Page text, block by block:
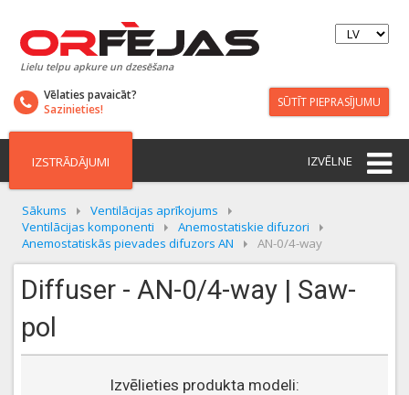
Lielu telpu apkure un dzesēšana
Vēlaties pavaicāt?
Sazinieties!
SŪTĪT PIEPRASĪJUMU
IZSTRĀDĀJUMI IZVĒLNE
Sākums
Ventilācijas aprīkojums
Ventilācijas komponenti
Anemostatiskie difuzori
Anemostatiskās pievades difuzors AN
AN-0/4-way
Diffuser - AN-0/4-way | Saw-
pol
Izvēlieties produkta modeli: